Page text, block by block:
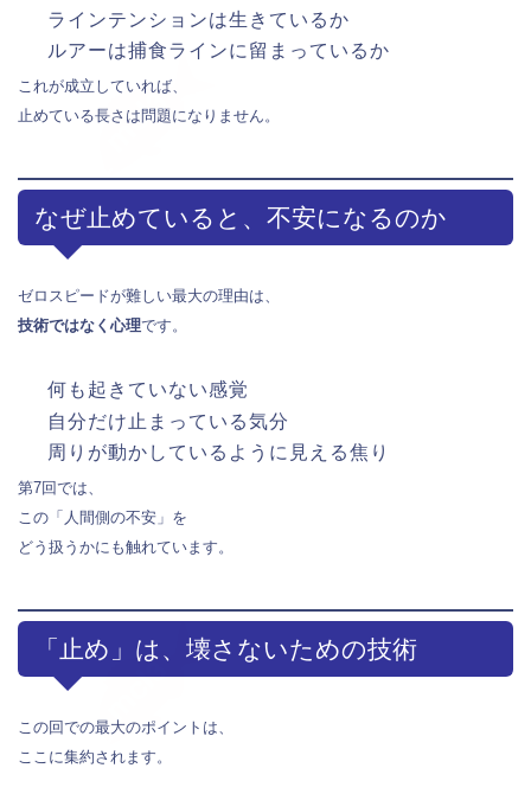
ラインテンションは生きているか
ルアーは捕食ラインに留まっているか
これが成立していれば、
止めている長さは問題になりません。
なぜ止めていると、不安になるのか
ゼロスピードが難しい最大の理由は、
技術ではなく心理です。
何も起きていない感覚
自分だけ止まっている気分
周りが動かしているように見える焦り
第7回では、
この「人間側の不安」を
どう扱うかにも触れています。
「止め」は、壊さないための技術
この回での最大のポイントは、
ここに集約されます。